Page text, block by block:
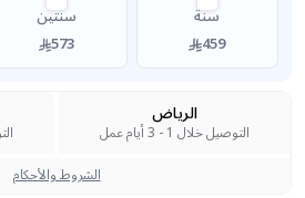
سنة
459
سنتين
573
الرياض
التوصيل خلال 1 - 3 أيام عمل
الشروط والأحكام